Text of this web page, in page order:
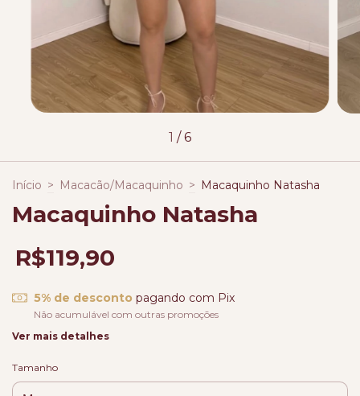
1 /6
Início > Macacão/Macaquinho > Macaquinho Natasha
Macaquinho Natasha
R$119,90
5% de desconto pagando com Pix
Não acumulável com outras promoções
Ver mais detalhes
Tamanho